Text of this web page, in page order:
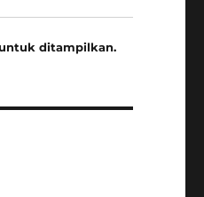
ditampilkan.